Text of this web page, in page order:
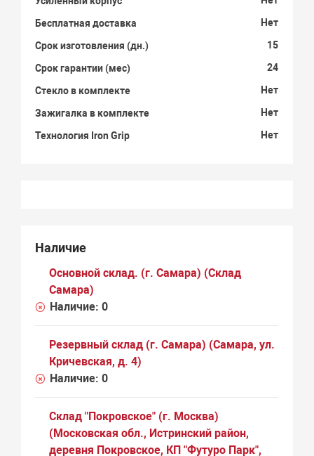
Бесплатная доставка Нет
Срок изготовления (дн.) 15
Срок гарантии (мес) 24
Стекло в комплекте Нет
Зажигалка в комплекте Нет
Технология Iron Grip Нет
Наличие
Основной склад. (г. Самара) (Склад
Самара)
Наличие:0
Резервный склад (г. Самара) (Самара, ул.
Кричевская, д. 4)
Наличие:0
Склад "Покровское" (г. Москва)
(Московская обл., Истринский район,
деревня Покровское, КП "Футуро Парк",